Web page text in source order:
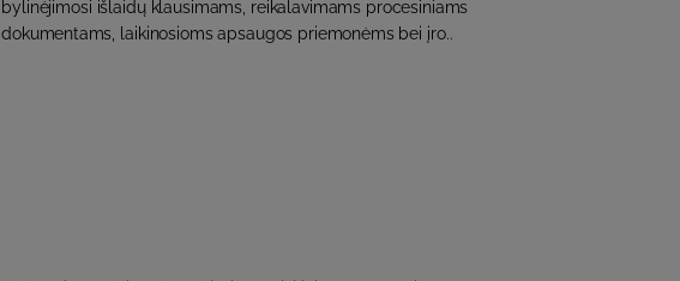
bylinėjimosi išlaidų klausimams, reikalavimams procesiniams
dokumentams, laikinosioms apsaugos priemonėms bei įro..